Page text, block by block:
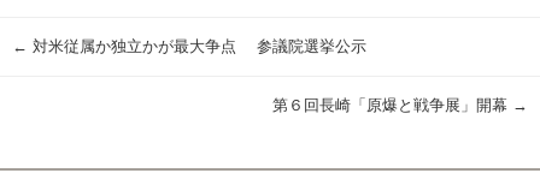
← 対米従属か独立かが最大争点 参議院選挙公示
第６回長崎「原爆と戦争展」開幕 →